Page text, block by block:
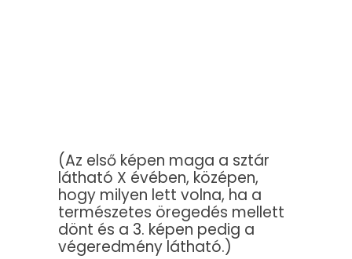
(Az első képen maga a sztár
látható X évében, középen,
hogy milyen lett volna, ha a
természetes öregedés mellett
dönt és a 3. képen pedig a
végeredmény látható.)